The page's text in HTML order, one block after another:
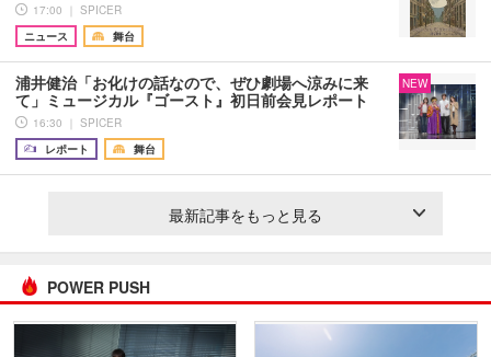
17:00 ｜ SPICER
ニュース
舞台
浦井健治「お化けの話なので、ぜひ劇場へ涼みに来
て」ミュージカル『ゴースト』初日前会見レポート
16:30 ｜ SPICER
レポート
舞台
NEW
最新記事をもっと見る
POWER PUSH